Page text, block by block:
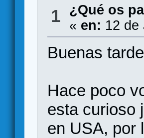
1 ¿Qué os
« en: 12
Buenas
Hace poco
esta curioso
en USA, por